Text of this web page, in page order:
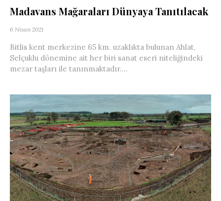
Madavans Mağaraları Dünyaya Tanıtılacak
6 Nisan 2021
Bitlis kent merkezine 65 km. uzaklıkta bulunan Ahlat,
Selçuklu dönemine ait her biri sanat eseri niteliğindeki
mezar taşları ile tanınmaktadır....